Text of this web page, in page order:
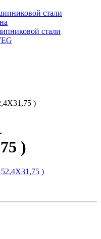
стали
стали
)
)